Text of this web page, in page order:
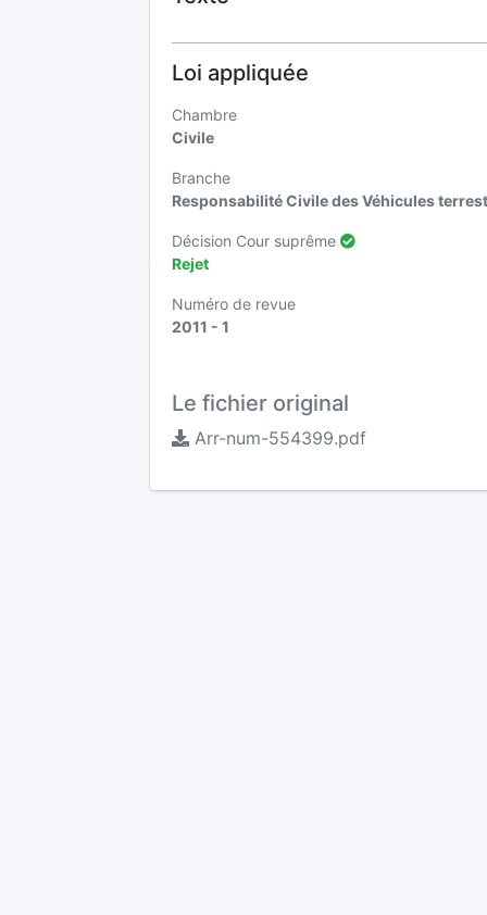
Loi appliquée
Chambre
Civile
Branche
Responsabilité Civile des Véhicules
Décision Cour suprême
Rejet
Numéro de revue
2011 - 1
Le fichier original
Arr-num-554399.pdf